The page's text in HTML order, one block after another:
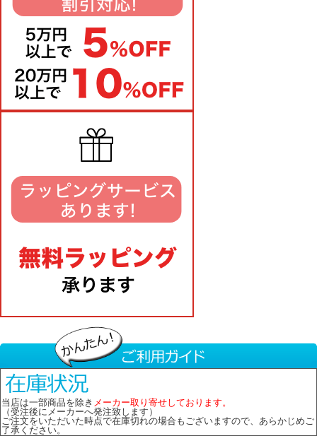
当店は一部商品を除き メーカー取り寄せしております。
（受注後にメーカーへ発注致します）
ご注文をいただいた時点で在庫切れの場合もございますので、あらかじめご
了承ください。